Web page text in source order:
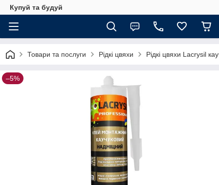
Купуй та будуй
Товари та послуги Рідкі цвяхи Рідкі цвяхи Lacrysil
–5%